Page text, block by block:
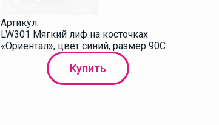
Артикул:
LW301 Мягкий лиф на косточках
«Ориентал», цвет синий, размер 90C
Купить